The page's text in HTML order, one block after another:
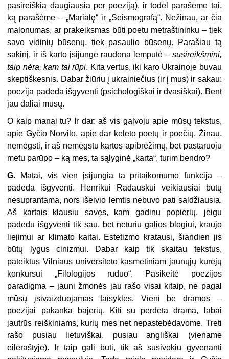
pasireiškia daugiausia per poeziją), ir todėl parašėme tai,
ką parašėme – „Marialę“ ir „Seismografą“. Nežinau, ar čia
malonumas, ar prakeiksmas būti poetu metraštininku – tiek
savo vidinių būsenų, tiek pasaulio būsenų. Parašiau tą
sakinį, ir iš karto įsijungė raudona lemputė – susireikšmini,
taip nėra, kam tai rūpi. Kita vertus, iki karo Ukrainoje buvau
skeptiškesnis. Dabar žiūriu į ukrainiečius (ir į mus) ir sakau:
poezija padeda išgyventi (psichologiškai ir dvasiškai). Bent
jau daliai mūsų.
O kaip manai tu? Ir dar: aš vis galvoju apie mūsų tekstus,
apie Gyčio Norvilo, apie dar keleto poetų ir poečių. Žinau,
nemėgsti, ir aš nemėgstu kartos apibrėžimų, bet pastaruoju
metu parūpo – ką mes, ta sąlyginė „karta“, turim bendro?
G. Matai, vis vien įsijungia ta pritaikomumo funkcija –
padeda išgyventi. Henrikui Radauskui veikiausiai būtų
nesuprantama, nors išeivio lemtis nebuvo pati saldžiausia.
Aš kartais klausiu savęs, kam gadinu popierių, jeigu
padedu išgyventi tik sau, bet neturiu galios blogiui, kraujo
liejimui ar klimato kaitai. Estetizmo kratausi, šiandien jis
būtų lygus cinizmui. Dabar kaip tik skaitau tekstus,
pateiktus Vilniaus universiteto kasmetiniam jaunųjų kūrėjų
konkursui „Filologijos ruduo“. Pasikeitė poezijos
paradigma – jauni žmonės jau rašo visai kitaip, ne pagal
mūsų įsivaizduojamas taisykles. Vieni be dramos –
poezijai pakanka bajerių. Kiti su perdėta drama, labai
jautrūs reiškiniams, kurių mes net nepastebėdavome. Treti
rašo pusiau lietuviškai, pusiau angliškai (viename
eilėraštyje). Ir taip gali būti, tik aš susivokiu gyvenanti